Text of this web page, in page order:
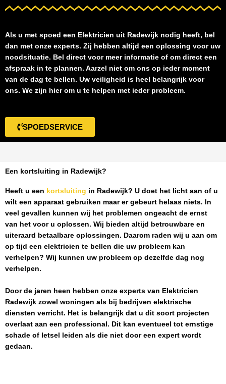
Als u met spoed een Elektricien uit Radewijk nodig heeft, bel
dan met onze experts. Zij hebben altijd een oplossing voor uw
noodsituatie. Bel direct voor meer informatie of om direct een
afspraak in te plannen. Aarzel niet om ons op ieder moment
van de dag te bellen. Uw veiligheid is heel belangrijk voor
ons. We zijn hier om u te helpen met ieder probleem.
SPOEDSERVICE
Een kortsluiting in Radewijk?
Heeft u een kortsluiting in Radewijk? U doet het licht aan of u
wilt een apparaat gebruiken maar er gebeurt helaas niets. In
veel gevallen kunnen wij het problemen ongeacht de ernst
van het voor u oplossen. Wij bieden altijd betrouwbare en
uiteraard betaalbare oplossingen. Daarom raden wij u aan om
op tijd een elektricien te bellen die uw probleem kan
verhelpen? Wij kunnen uw probleem op dezelfde dag nog
verhelpen.
Door de jaren heen hebben onze experts van Elektricien
Radewijk zowel woningen als bij bedrijven elektrische
diensten verricht. Het is belangrijk dat u dit soort projecten
overlaat aan een professional. Dit kan eventueel tot ernstige
schade of letsel leiden als die niet door een expert wordt
gedaan.